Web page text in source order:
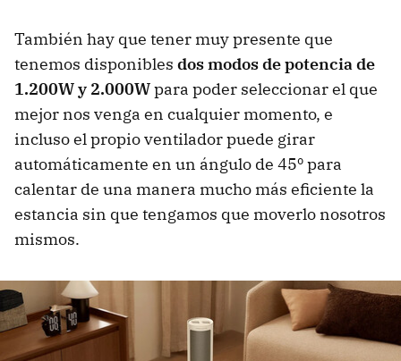
También hay que tener muy presente que
tenemos disponibles dos modos de potencia de
1.200W y 2.000Wpara poder seleccionar el que
mejor nos venga en cualquier momento, e
incluso el propio ventilador puede girar
automáticamente en un ángulo de 45º para
calentar de una manera mucho más eficiente la
estancia sin que tengamos que moverlo nosotros
mismos.